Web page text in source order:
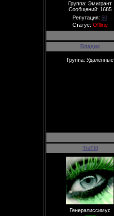
Группа: Эмигрант
Сообщений: 1685
Репутация: 50
Статус: Offline
Владик
Группа: Удаленные
TraTill
Генералиссимус